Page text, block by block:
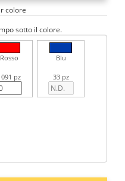
colore
sotto il colore.
Rosso
pz
Blu
33 pz